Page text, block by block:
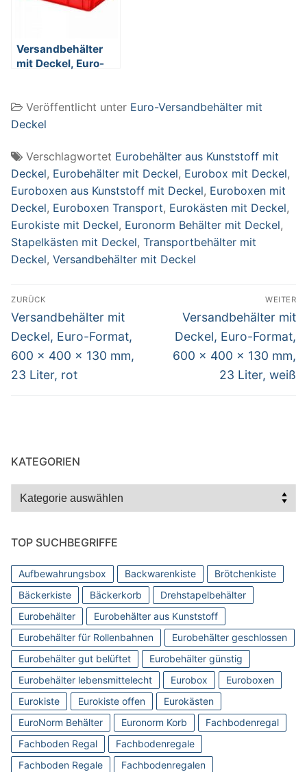
Versandbehälter
mit Deckel, Euro-
rotVeröffentlicht unter Euro-Versandbehälter mit
Deckel
Verschlagwortet Eurobehälter aus Kunststoff mit
Deckel, Eurobehälter mit Deckel, Eurobox mit Deckel,
Euroboxen aus Kunststoff mit Deckel, Euroboxen mit
Deckel, Euroboxen Transport, Eurokästen mit Deckel,
Eurokiste mit Deckel, Euronorm Behälter mit Deckel,
Stapelkästen mit Deckel, Transportbehälter mit
Deckel, Versandbehälter mit Deckel
Beitragsnavigation
ZURÜCK
Vorheriger
Beitrag:
Versandbehälter mit
Deckel, Euro-Format,
600 x 400 x 130 mm,
23 Liter, rot
WEITER
Nächster
Beitrag:
Versandbehälter mit
Deckel, Euro-Format,
600 x 400 x 130 mm,
23 Liter, weiß
KATEGORIEN
Kategorien
TOP SUCHBEGRIFFE
Aufbewahrungsbox Backwarenkiste
Brötchenkiste
Bäckerkiste
Bäckerkorb
Drehstapelbehälter
Eurobehälter
Eurobehälter aus Kunststoff
Eurobehälter für Rollenbahnen
Eurobehälter geschlossen
Eurobehälter gut belüftet
Eurobehälter günstig
Eurobehälter lebensmittelecht
Eurobox
Euroboxen
Eurokiste
Eurokiste offen
Eurokästen
EuroNorm Behälter
Euronorm Korb
Fachbodenregal
Fachboden Regal
Fachbodenregale
Fachboden Regale
Fachbodenregalen